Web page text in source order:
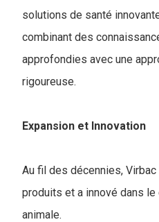
solutions de santé
combinant des
approfondies avec une
rigoureuse.
Expansion et Innovation
Au fil des décennies,
produits et a innové dans
animale.